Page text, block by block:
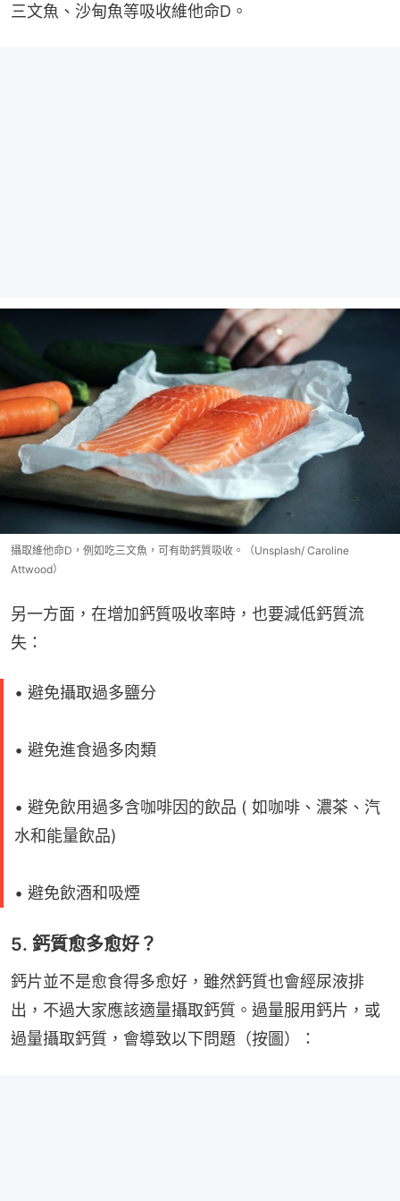
三文魚、沙甸魚等吸收維他命D。
攝取維他命D，例如吃三文魚，可有助鈣質吸收。（Unsplash/ Caroline
Attwood）
另一方面，在增加鈣質吸收率時，也要減低鈣質流
失：
• 避免攝取過多鹽分
• 避免進食過多肉類
• 避免飲用過多含咖啡因的飲品 ( 如咖啡、濃茶、汽
水和能量飲品)
• 避免飲酒和吸煙
5. 鈣質愈多愈好？
鈣片並不是愈食得多愈好，雖然鈣質也會經尿液排
出，不過大家應該適量攝取鈣質。過量服用鈣片，或
過量攝取鈣質，會導致以下問題（按圖）：